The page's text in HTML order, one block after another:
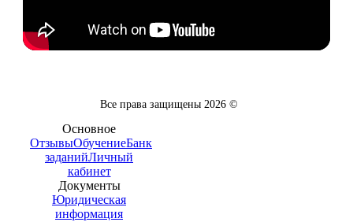
Все права защищены2026 ©
Основное
ОтзывыОбучениеБанк
заданийЛичный
кабинет
Документы
Юридическая
информация